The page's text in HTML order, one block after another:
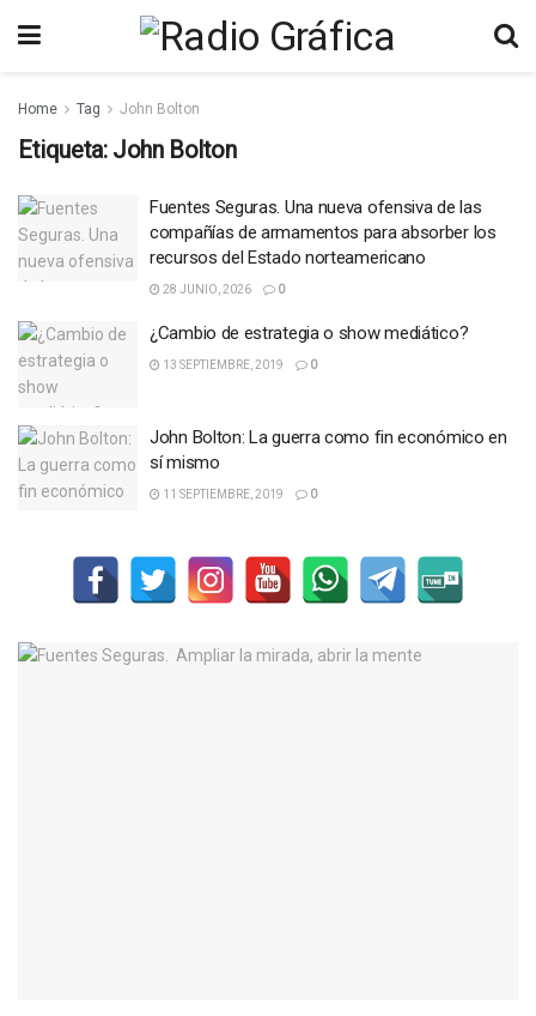
Home Tag John Bolton
Etiqueta: John Bolton
Fuentes Seguras. Una nueva ofensiva de las
compañías de armamentos para absorber los
recursos del Estado norteamericano
28 JUNIO, 2026 0
¿Cambio de estrategia o show mediático?
13 SEPTIEMBRE, 2019 0
John Bolton: La guerra como fin económico en
sí mismo
11 SEPTIEMBRE, 2019 0